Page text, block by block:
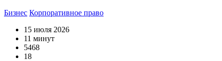
Бизнес Корпоративное право
15 июля 2026
11 минут
5468
18